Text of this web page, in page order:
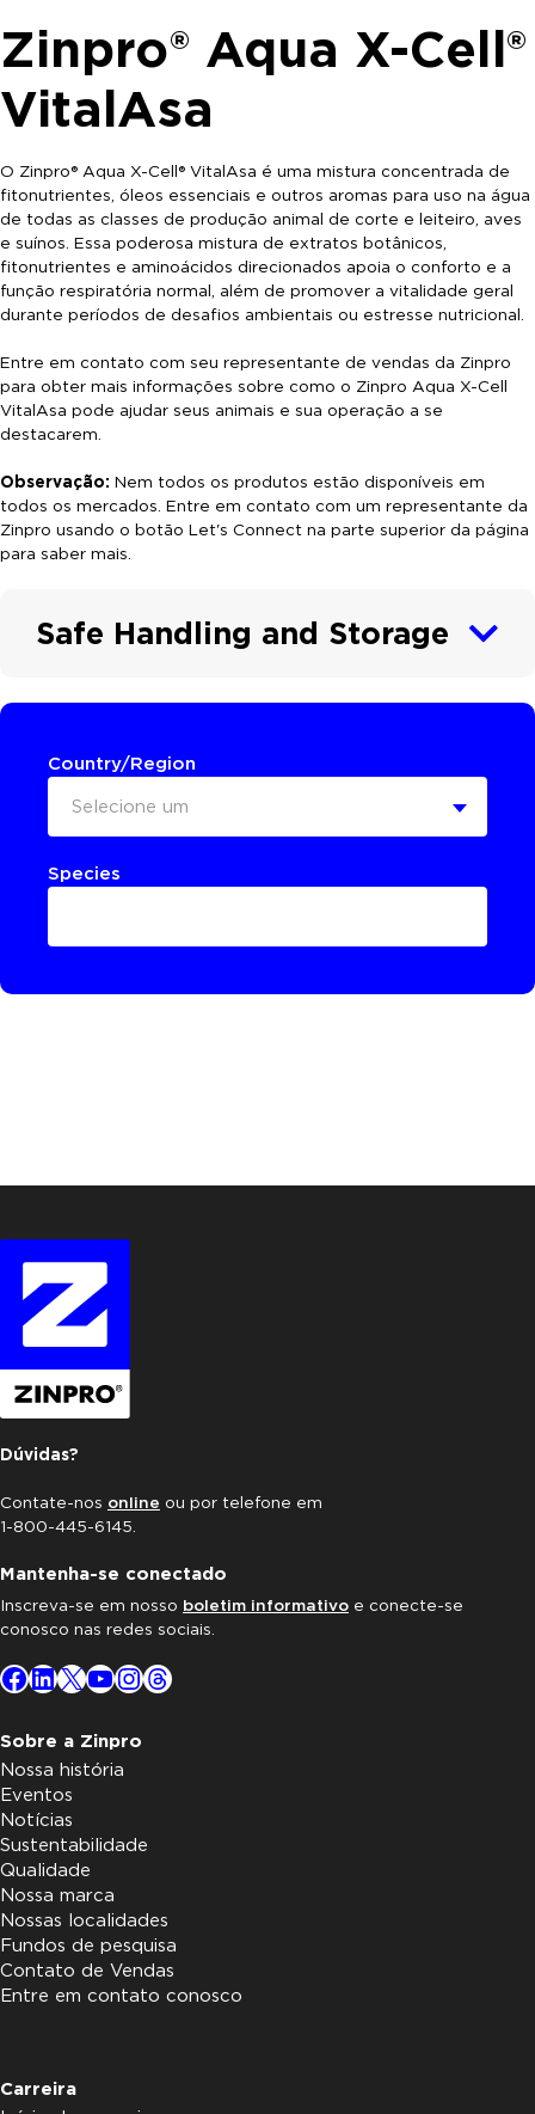
Zinpro® Aqua X-Cell®
VitalAsa
O Zinpro® Aqua X-Cell® VitalAsa é uma mistura concentrada de
fitonutrientes, óleos essenciais e outros aromas para uso na água
de todas as classes de produção animal de corte e leiteiro, aves
e suínos. Essa poderosa mistura de extratos botânicos,
fitonutrientes e aminoácidos direcionados apoia o conforto e a
função respiratória normal, além de promover a vitalidade geral
durante períodos de desafios ambientais ou estresse nutricional.
Entre em contato com seu representante de vendas da Zinpro
para obter mais informações sobre como o Zinpro Aqua X-Cell
VitalAsa pode ajudar seus animais e sua operação a se
destacarem.
Observação: Nem todos os produtos estão disponíveis em
todos os mercados. Entre em contato com um representante da
Zinpro usando o botão Let's Connect na parte superior da página
para saber mais.
Safe Handling and Storage
Country/Region
Selecione um
Species
Dúvidas?
Contate-nos online ou por telefone em
1-800-445-6145.
Mantenha-se conectado
Inscreva-se em nosso boletim informativo e conecte-se
conosco nas redes sociais.
Facebook
LinkedIn
X YouTube
Instagram
Threads
Sobre a Zinpro
Nossa história
Eventos
Notícias
Sustentabilidade
Qualidade
Nossa marca
Nossas localidades
Fundos de pesquisa
Contato de Vendas
Entre em contato conosco
Carreira